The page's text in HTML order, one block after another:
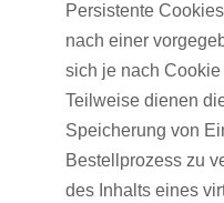
Persistente
nach einer
sich je nach
Teilweise dienen
Speicherung von
Bestellprozess zu
des Inhalts eines